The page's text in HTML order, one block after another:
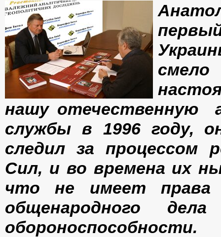
нашу отечественную
службы в 1996 году,
следил за процессом
Сил, и во времена их
что не имеет права
общенародного
обороноспособности.